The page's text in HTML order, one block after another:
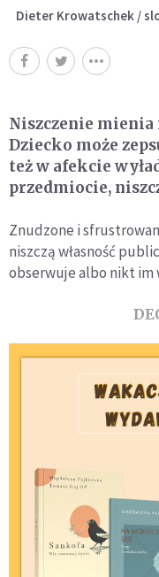
Dieter Krowatschek /
Niszczenie mienia
Dziecko może
też w afekcie
przedmiocie,
Znudzone i
niszczą własność
obserwuje albo nikt im